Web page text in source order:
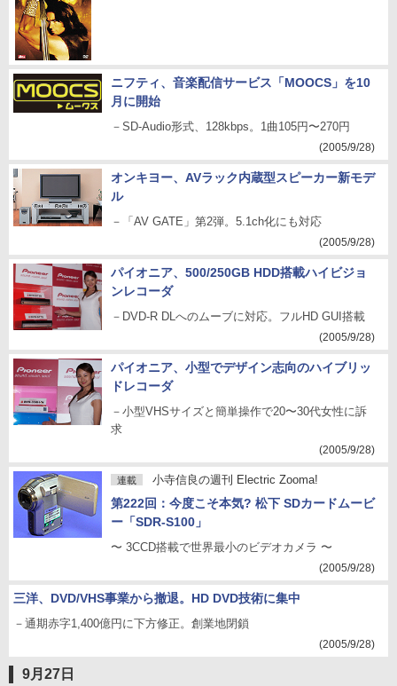
ニフティ、音楽配信サービス「MOOCS」を10
月に開始
－SD-Audio形式、128kbps。1曲105円〜270円
(2005/9/28)
オンキヨー、AVラック内蔵型スピーカー新モデ
ル
－「AV GATE」第2弾。5.1ch化にも対応
(2005/9/28)
パイオニア、500/250GB HDD搭載ハイビジョ
ンレコーダ
－DVD-R DLへのムーブに対応。フルHD GUI搭載
(2005/9/28)
パイオニア、小型でデザイン志向のハイブリッ
ドレコーダ
－小型VHSサイズと簡単操作で20〜30代女性に訴
求
(2005/9/28)
連載 小寺信良の週刊 Electric Zooma!
第222回：今度こそ本気? 松下 SDカードムービ
ー「SDR-S100」
〜 3CCD搭載で世界最小のビデオカメラ 〜
(2005/9/28)
三洋、DVD/VHS事業から撤退。HD DVD技術に集中
－通期赤字1,400億円に下方修正。創業地閉鎖
(2005/9/28)
9月27日